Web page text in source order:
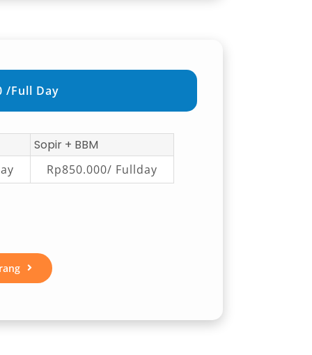
/Full Day
Sopir + BBM
Rp850.000/ Fullday